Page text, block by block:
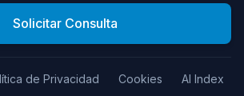
Solicitar Consulta
de Privacidad Cookies AI Index